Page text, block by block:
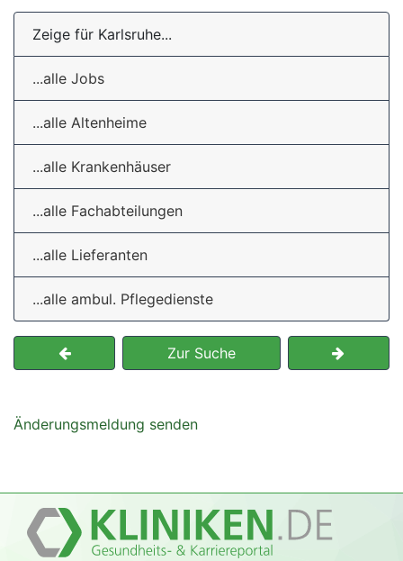
Zeige für Karlsruhe...
...alle Jobs
...alle Altenheime
...alle Krankenhäuser
...alle Fachabteilungen
...alle Lieferanten
...alle ambul. Pflegedienste
Zur Suche
Änderungsmeldung senden